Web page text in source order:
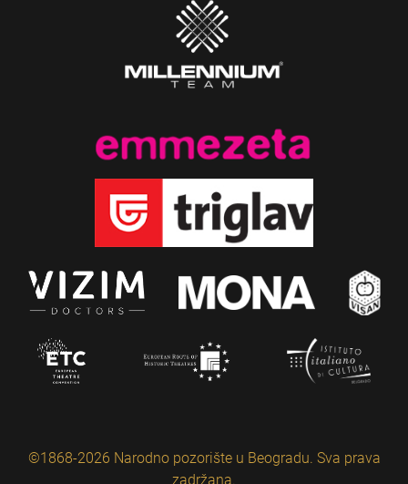
©1868-2026 Narodno pozorište u Beogradu. Sva prava
zadržana.